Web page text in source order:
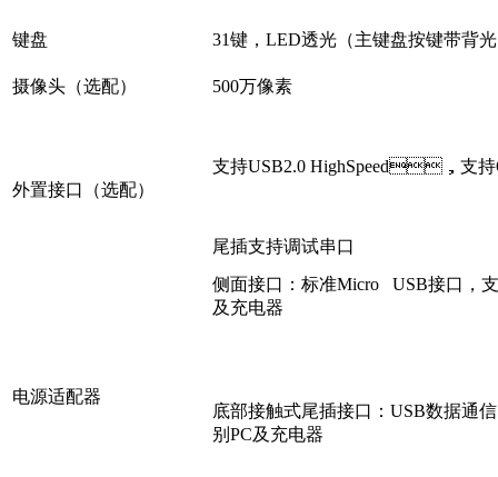
键盘 31键，LED透光（主键盘按键带背
摄像头（选配） 500万像素
外置接口（选配）
支持USB2.0 HighSpeed，支持
尾插支持调试串口
电源适配器
侧面接口：标准Micro USB接口，支
及充电器
底部接触式尾插接口：USB数据通信
别PC及充电器